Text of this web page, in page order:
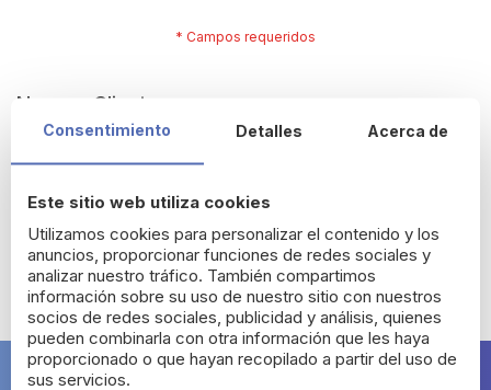
Nuevos Clientes
Crearte una cuenta tiene muchos beneficios: termina tus
pedidos y más.
Crear una cuenta
Consentimiento Detalles Acerca de
Este sitio web utiliza cookies
Utilizamos cookies para personalizar el contenido y los
anuncios, proporcionar funciones de redes sociales y
analizar nuestro tráfico. También compartimos
información sobre su uso de nuestro sitio con nuestros
socios de redes sociales, publicidad y análisis, quienes
pueden combinarla con otra información que les haya
proporcionado o que hayan recopilado a partir del uso de
sus servicios.